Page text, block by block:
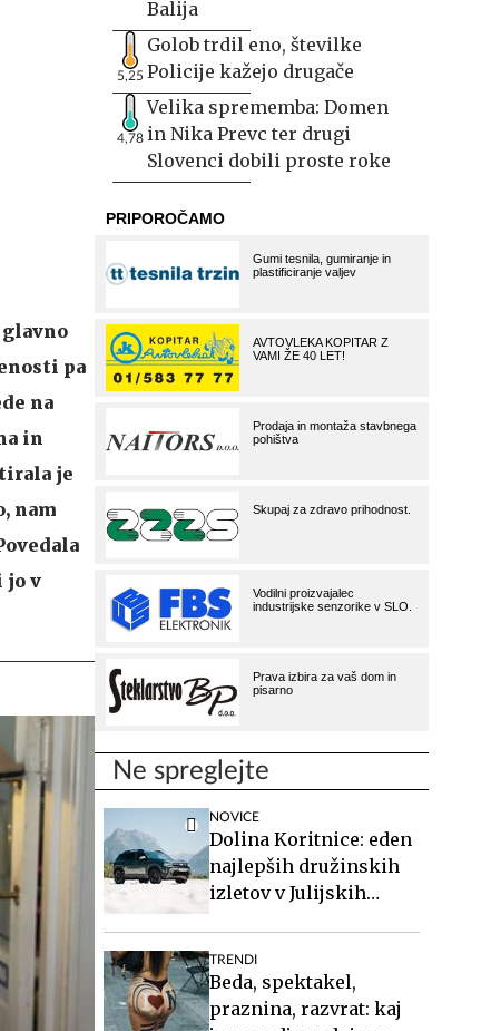
glavno
pa
na
in
je
nam
jo v
Balija
5,25
Golob trdil eno, številke
Policije kažejo drugače
4,78
Velika sprememba: Domen
in Nika Prevc ter drugi
Slovenci dobili proste roke
Ne spreglejte
NOVICE
Dolina Koritnice: eden
najlepših družinskih
izletov v Julijskih
TRENDI
Beda, spektakel,
praznina, razvrat: kaj